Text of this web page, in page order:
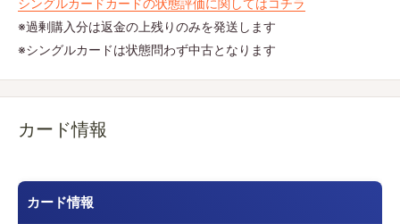
シングルカードカードの状態評価に関してはコチラ
※過剰購入分は返金の上残りのみを発送します
※シングルカードは状態問わず中古となります
カード情報
カード情報